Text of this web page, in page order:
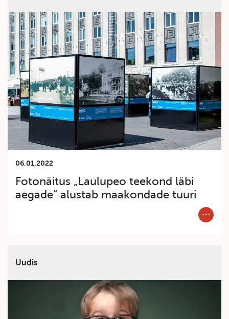
Category
06.01.2022
Fotonäitus „Laulupeo teekond läbi
aegade“ alustab maakondade tuuri
Uudis